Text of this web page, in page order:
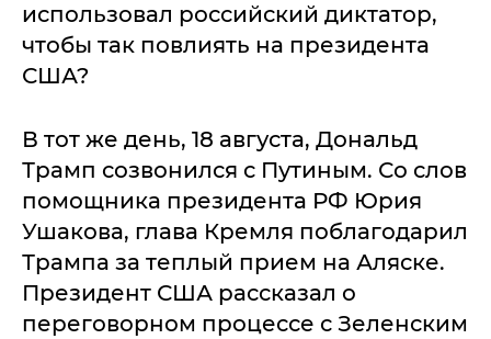
использовал российский диктатор,
чтобы так повлиять на президента
США?
В тот же день, 18 августа, Дональд
Трамп созвонился с Путиным. Со слов
помощника президента РФ Юрия
Ушакова, глава Кремля поблагодарил
Трампа за теплый прием на Аляске.
Президент США рассказал о
переговорном процессе с Зеленским